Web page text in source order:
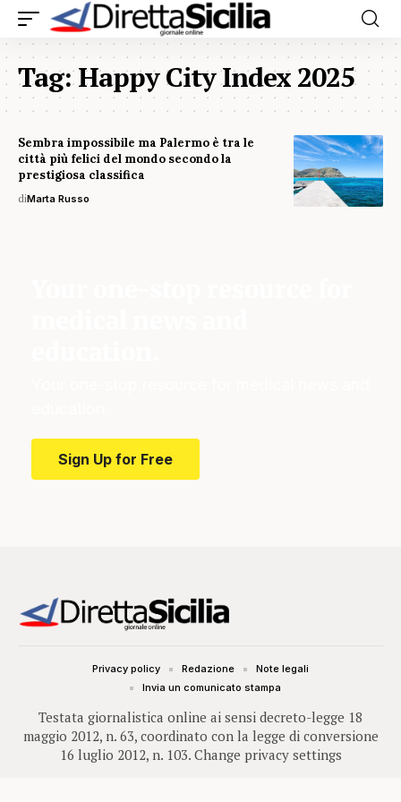
Tag:Happy City Index 2025
Sembra impossibile ma Palermo è tra le
città più felici del mondo secondo la
prestigiosa classifica
diMarta Russo
Sign Up for Free
Testata giornalistica online ai sensi decreto-legge 18
maggio 2012, n. 63, coordinato con la legge di conversione
16 luglio 2012, n. 103. Change privacy settings
Privacy policy Redazione
Note legali
Invia un comunicato stampa